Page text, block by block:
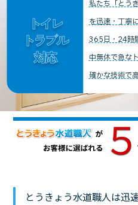
トイレ
トラブル
対応
私たち「とう
を迅速・丁寧
365日・24時
中無休で急な
確かな技術で
とうきょう水道職人は迅